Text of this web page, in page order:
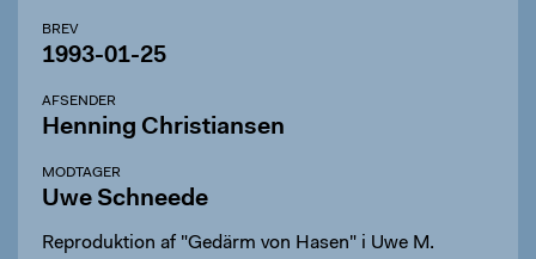
BREV
1993-01-25
AFSENDER
Henning Christiansen
MODTAGER
Uwe Schneede
Reproduktion af "Gedärm von Hasen" i Uwe M.